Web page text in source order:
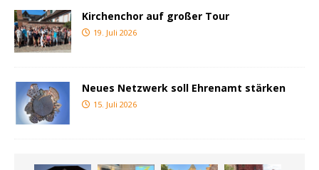
Kirchenchor auf großer Tour
19. Juli 2026
Neues Netzwerk soll Ehrenamt stärken
15. Juli 2026